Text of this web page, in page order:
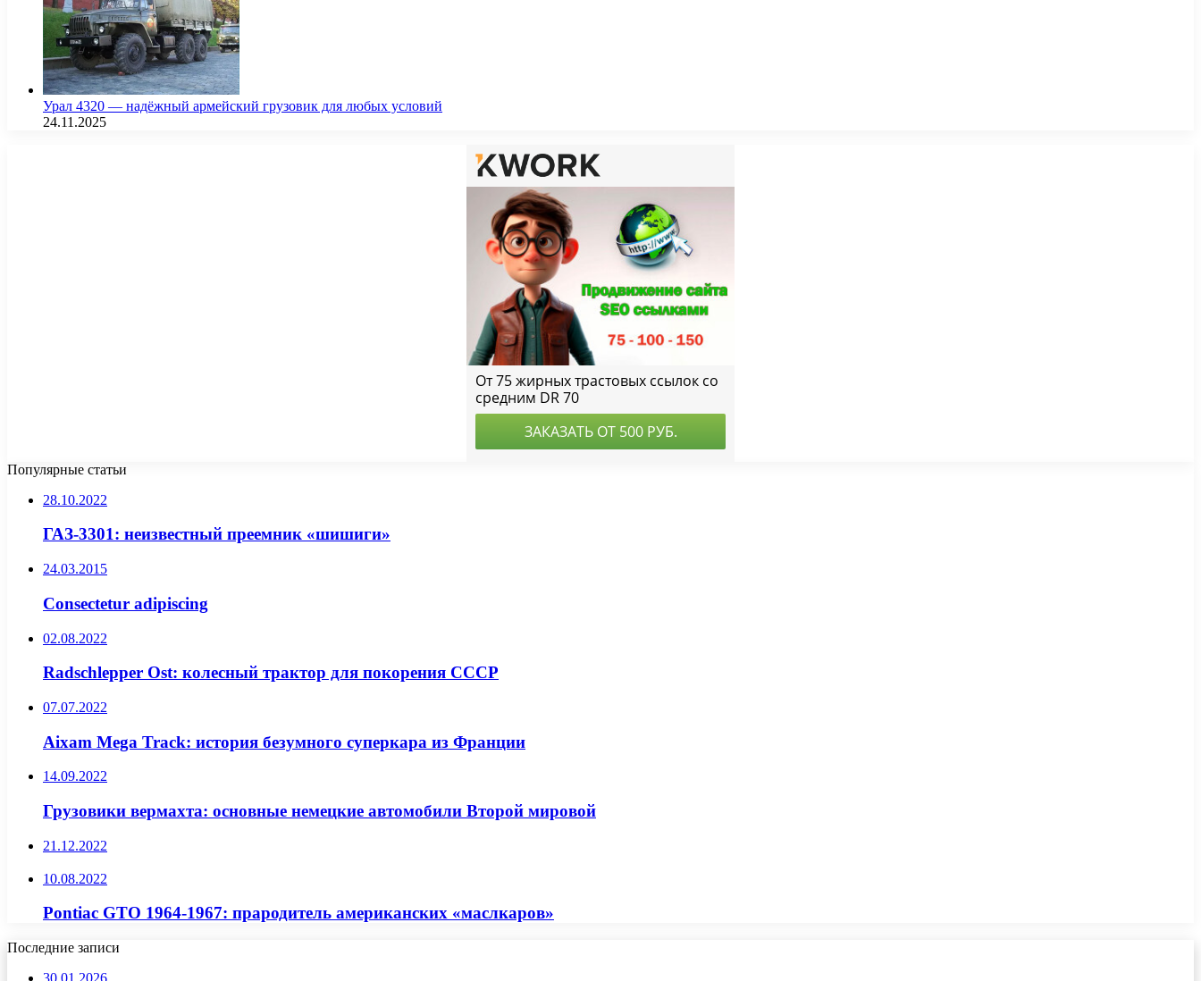
Урал 4320 — надёжный армейский грузовик для любых условий
24.11.2025
Популярные статьи
28.10.2022
ГАЗ-3301: неизвестный преемник «шишиги»
24.03.2015
Consectetur adipiscing
02.08.2022
Radschlepper Ost: колесный трактор для покорения СССР
07.07.2022
Aixam Mega Track: история безумного суперкара из Франции
14.09.2022
Грузовики вермахта: основные немецкие автомобили Второй мировой
21.12.2022
10.08.2022
Pontiac GTO 1964-1967: прародитель американских «маслкаров»
Последние записи
30.01.2026